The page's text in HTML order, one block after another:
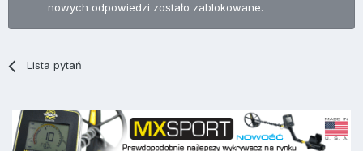
nowych odpowiedzi zostało zablokowane.
Lista pytań